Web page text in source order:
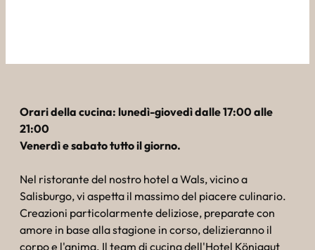
Orari della cucina: lunedì-giovedì dalle 17:00 alle
21:00
Venerdì e sabato tutto il giorno.
Nel ristorante del nostro hotel a Wals, vicino a
Salisburgo, vi aspetta il massimo del piacere culinario.
Creazioni particolarmente deliziose, preparate con
amore in base alla stagione in corso, delizieranno il
corpo e l'anima. Il team di cucina dell'Hotel Königgut